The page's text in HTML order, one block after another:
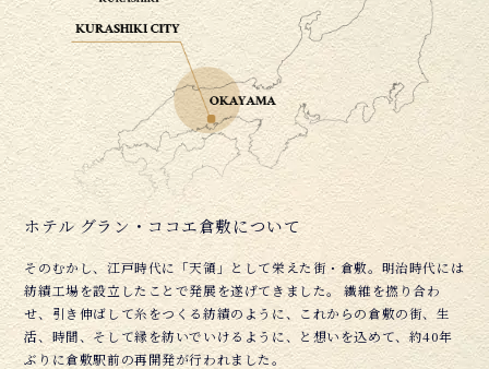
ホテル グラン・ココエ倉敷について
そのむかし、江戸時代に「天領」として栄えた街・倉敷。明治時代には
紡績工場を設立したことで発展を遂げてきました。 繊維を撚り合わ
せ、引き伸ばして糸をつくる紡績のように、これからの倉敷の街、生
活、時間、そして縁を紡いでいけるように、と想いを込めて、約40年
ぶりに倉敷駅前の再開発が行われました。